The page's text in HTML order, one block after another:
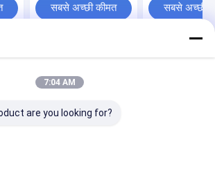
गई ऊर्जा बचत प्रणाली
सबसे अच्छी कीमत
लिए सिरेमिक वैक्यूम
प्रणाली
सबसे अच्छी
बारे में हमसे संपर्क करें
Desktop Site
साइटमैप
Privacy Policy
All Rights Reserved.
7:04 AM
are you looking for?